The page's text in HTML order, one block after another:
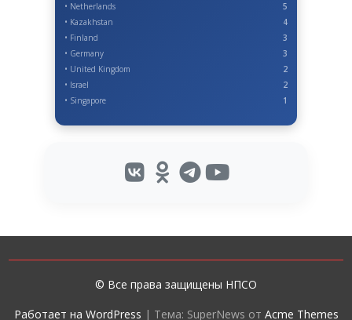
• Netherlands
5
• Kazakhstan
4
• Finland
3
• Germany
3
• United Kingdom
2
• Israel
2
• Singapore
1
© Все права защищены НПСО
Работает на WordPress | Тема: SuperNews от Acme Themes